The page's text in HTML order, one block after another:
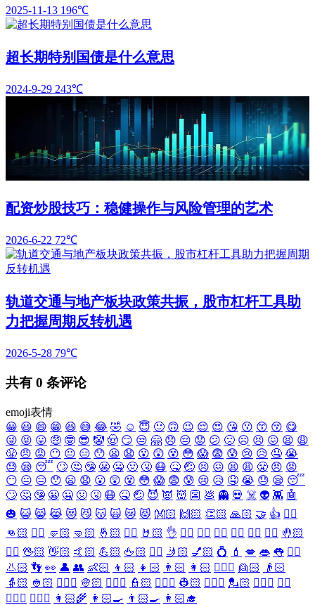
2025-11-13 196℃
超长期特别国债是什么意思
2024-9-29 243℃
配资炒股技巧：稳健操作与风险管理的艺术
2026-6-22 72℃
轨道交通与地产板块政策共振，股市杠杆工具助
力把握周期反转机遇
2026-5-28 79℃
共有 0 条评论
emoji表情
😀 😃 😄 😁 😆 😅 😂 🤣 ☺️ 😇 🙂 🙃 😉 😌 😍 😘 😗 😙 😚 😋
😜 😝 😛 🤑 🤓 😎 🤡 🤠 😏 😒 🤗 😞 😔 😟 😕 🙁 ☹️ 😣 😖 😫 😩
😤 😠 😡 😶 😐 😑 😯 😦 😧 😮 😲 😵 😳 😱 😨 😰 😢 😥 🤤 😭
😓 😪 😴 🙄 🤔 🤥 😬 🤐 🤢 🤧 😷 🤒 🤕 😣 😖 😫 😩 😤 😠 😡
😶 😐 😑 😯 😦 😧 😮 😲 😵 😳 😱 😨 😰 😢 😥 🤤 😭 😓 😪 😴
🙄 🤔 🤥 😬 🤐 🤢 🤧 😷 🤒 🤕 😈 👿 👹 👺 💩 👻 💀 ☠️ 👽 👾 🤖
🎃 😺 😸 😹 😻 😼 😽 🙀 😿 😾 👐🏻 🙌🏻 👏🏻 🙏🏻 🤝 👍 👎🏻
👊🏻 ✊🏻 🤛🏻 🤜🏻 🤞🏻 ✌🏻 🤘🏻 👌 👈🏻 👉🏻 👆🏻 👇🏻 ☝🏻 ✋🏻 🤚🏻
🖐🏻 🖖🏻 👋🏻 🤙🏻 💪🏻 🖕🏻 ✍🏻 🤳🏻 💅🏻 💍 💄 💋 👄 👅 👂🏻
👃🏻 👣 👀 👤 👥 👶🏻 👦🏻 👧🏻 👨🏻 👩🏻 👱🏻‍♀️ 👱🏻
👴🏻
👵🏻 👲🏻 👳🏻‍♀️ 👳🏻 👮🏻‍♀️ 👮🏻 👷🏻‍♀️ 👷🏻 💂🏻‍♀️ 💂🏻 🕵🏻‍♀️ 🕵🏻
👩🏻‍⚕️ 👨🏻‍⚕️ 👩🏻‍🌾 👩🏻‍🍳 👨🏻‍🍳 👩🏻‍🎓